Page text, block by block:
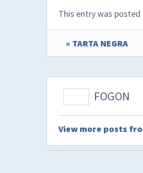
This entry was posted
« TARTA NEGRA
FOGON
View more posts